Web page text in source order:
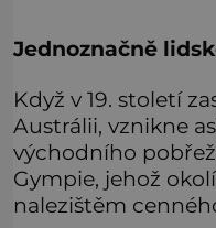
Jednoznačně
Když v 19. století
Austrálii, vznikne
východního
Gympie, jehož
nalezištěm